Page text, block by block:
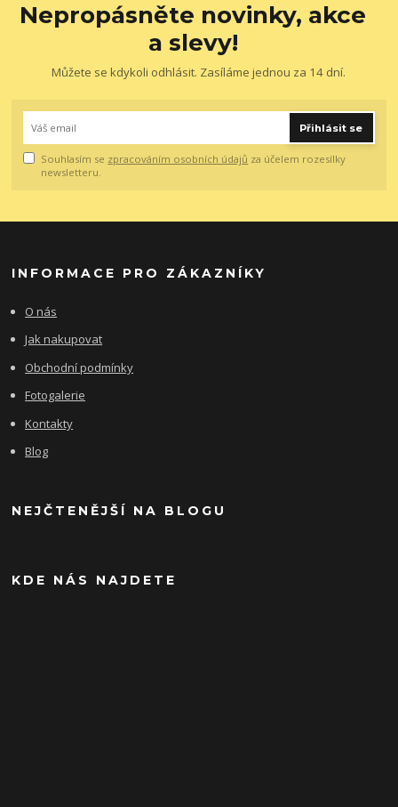
Nepropásněte novinky, akce
a slevy!
Můžete se kdykoli odhlásit. Zasíláme jednou za 14 dní.
Přihlásit se
Souhlasím se zpracováním osobních údajů za účelem rozesílky
newsletteru.
INFORMACE PRO ZÁKAZNÍKY
O nás
Jak nakupovat
Obchodní podmínky
Fotogalerie
Kontakty
Blog
NEJČTENĚJŠÍ NA BLOGU
KDE NÁS NAJDETE